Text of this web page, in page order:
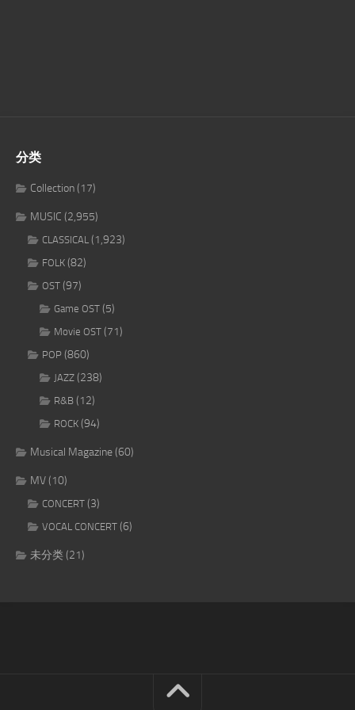
分类
Collection(17)
MUSIC (2,955)
CLASSICAL (1,923)
FOLK (82)
OST (97)
Game OST (5)
Movie OST (71)
POP (860)
JAZZ (238)
R&B (12)
ROCK (94)
Musical Magazine(60)
MV(10)
CONCERT (3)
VOCAL CONCERT (6)
未分类(21)